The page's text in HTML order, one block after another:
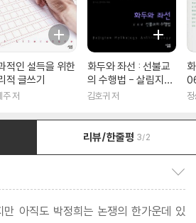
적인 설득을 위한
적 글쓰기
주 저
화두와 좌선 : 선불교
의 수행법 - 살림지식
총서 316
김호귀 저
리뷰/한줄평 3/2
아직도 박정희는 논쟁의 한가운데 있